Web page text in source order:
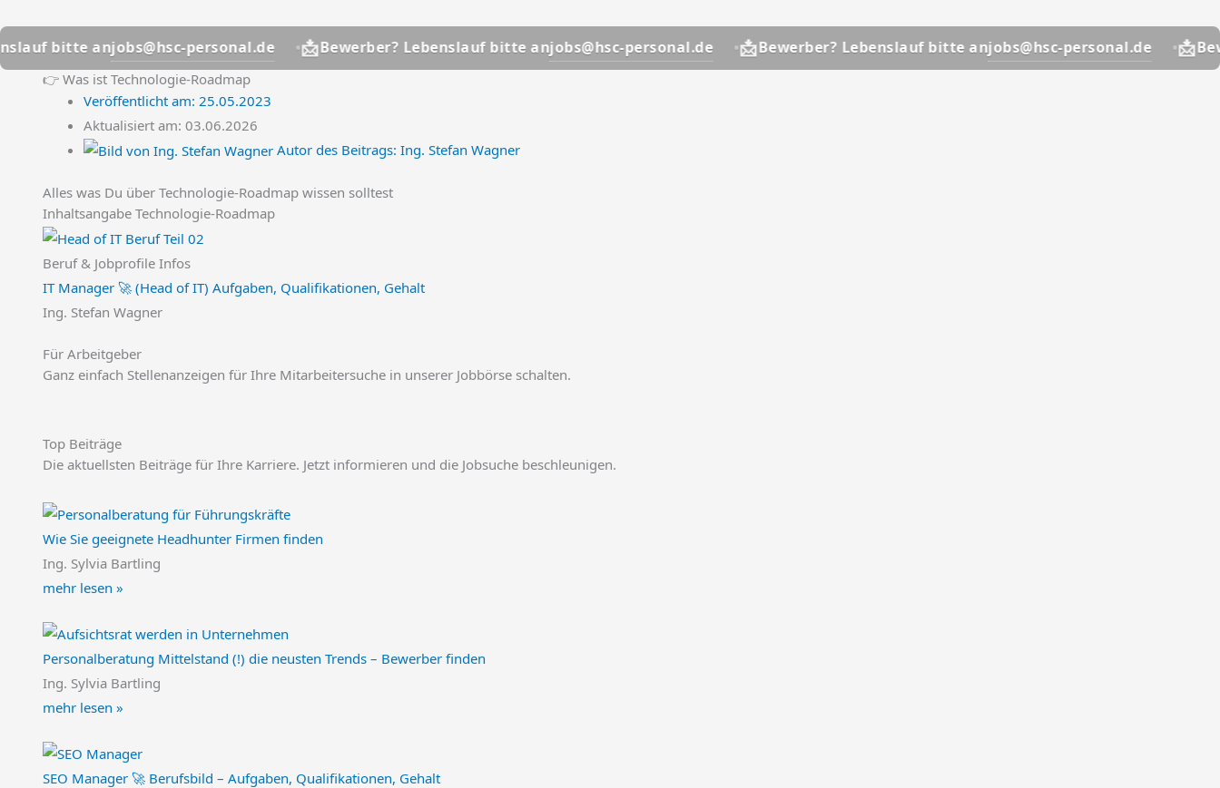
anjobs@hsc-personal.de 📩Bewerber? Lebenslauf bitte anjobs@hsc-personal.de 📩Bewerber? Lebenslauf bitte anjobs@hsc-personal.de 📩Bewerber?
👉 Was ist Technologie-Roadmap
Veröffentlicht am: 25.05.2023
Aktualisiert am: 03.06.2026
Autor des Beitrags: Ing. Stefan Wagner
Alles was Du über Technologie-Roadmap wissen solltest
Inhaltsangabe Technologie-Roadmap
Beruf & Jobprofile Infos
IT Manager 🚀 (Head of IT) Aufgaben, Qualifikationen, Gehalt
Ing. Stefan Wagner
Für Arbeitgeber
Ganz einfach Stellenanzeigen für Ihre Mitarbeitersuche in unserer Jobbörse schalten.
Top Beiträge
Die aktuellsten Beiträge für Ihre Karriere. Jetzt informieren und die Jobsuche beschleunigen.
Wie Sie geeignete Headhunter Firmen finden
Ing. Sylvia Bartling
mehr lesen »
Personalberatung Mittelstand (!) die neusten Trends – Bewerber finden
Ing. Sylvia Bartling
mehr lesen »
SEO Manager 🚀 Berufsbild – Aufgaben, Qualifikationen, Gehalt